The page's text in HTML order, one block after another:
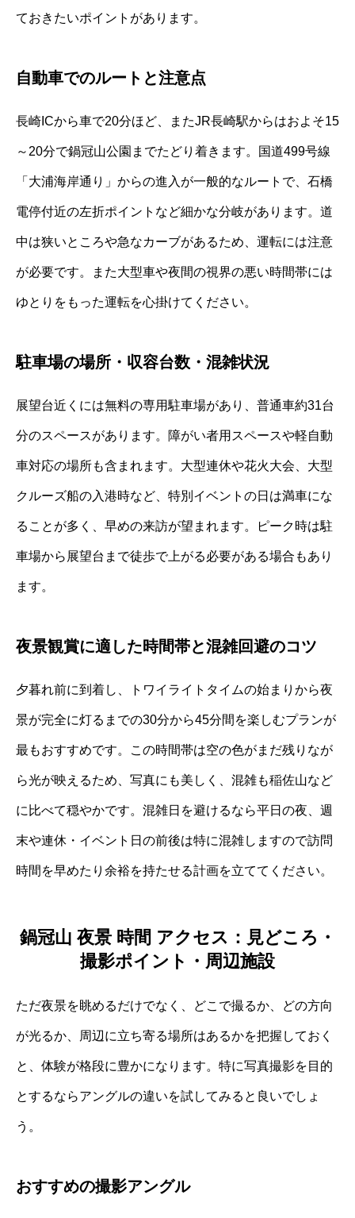
ておきたいポイントがあります。
自動車でのルートと注意点
長崎ICから車で20分ほど、またJR長崎駅からはおよそ15
～20分で鍋冠山公園までたどり着きます。国道499号線
「大浦海岸通り」からの進入が一般的なルートで、石橋
電停付近の左折ポイントなど細かな分岐があります。道
中は狭いところや急なカーブがあるため、運転には注意
が必要です。また大型車や夜間の視界の悪い時間帯には
ゆとりをもった運転を心掛けてください。
駐車場の場所・収容台数・混雑状況
展望台近くには無料の専用駐車場があり、普通車約31台
分のスペースがあります。障がい者用スペースや軽自動
車対応の場所も含まれます。大型連休や花火大会、大型
クルーズ船の入港時など、特別イベントの日は満車にな
ることが多く、早めの来訪が望まれます。ピーク時は駐
車場から展望台まで徒歩で上がる必要がある場合もあり
ます。
夜景観賞に適した時間帯と混雑回避のコツ
夕暮れ前に到着し、トワイライトタイムの始まりから夜
景が完全に灯るまでの30分から45分間を楽しむプランが
最もおすすめです。この時間帯は空の色がまだ残りなが
ら光が映えるため、写真にも美しく、混雑も稲佐山など
に比べて穏やかです。混雑日を避けるなら平日の夜、週
末や連休・イベント日の前後は特に混雑しますので訪問
時間を早めたり余裕を持たせる計画を立ててください。
鍋冠山 夜景 時間 アクセス：見どころ・
撮影ポイント・周辺施設
ただ夜景を眺めるだけでなく、どこで撮るか、どの方向
が光るか、周辺に立ち寄る場所はあるかを把握しておく
と、体験が格段に豊かになります。特に写真撮影を目的
とするならアングルの違いを試してみると良いでしょ
う。
おすすめの撮影アングル